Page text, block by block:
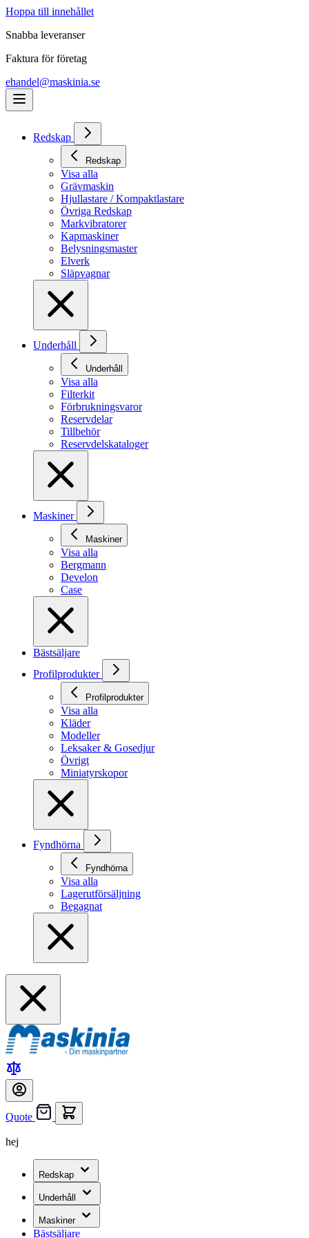
Hoppa till innehållet
Snabba leveranser
Faktura för företag
ehandel@maskinia.se
Redskap
Redskap
Visa alla
Grävmaskin
Hjullastare / Kompaktlastare
Övriga Redskap
Markvibratorer
Kapmaskiner
Belysningsmaster
Elverk
Släpvagnar
Underhåll
Underhåll
Visa alla
Filterkit
Förbrukningsvaror
Reservdelar
Tillbehör
Reservdelskataloger
Maskiner
Maskiner
Visa alla
Bergmann
Develon
Case
Bästsäljare
Profilprodukter
Profilprodukter
Visa alla
Kläder
Modeller
Leksaker & Gosedjur
Övrigt
Miniatyrskopor
Fyndhörna
Fyndhörna
Visa alla
Lagerutförsäljning
Begagnat
Quote
hej
Redskap
Underhåll
Maskiner
Bästsäljare